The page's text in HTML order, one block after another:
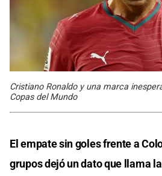
Cristiano Ronaldo y una marca
Copas del Mundo
El empate sin goles frente a
grupos dejó un dato que llama